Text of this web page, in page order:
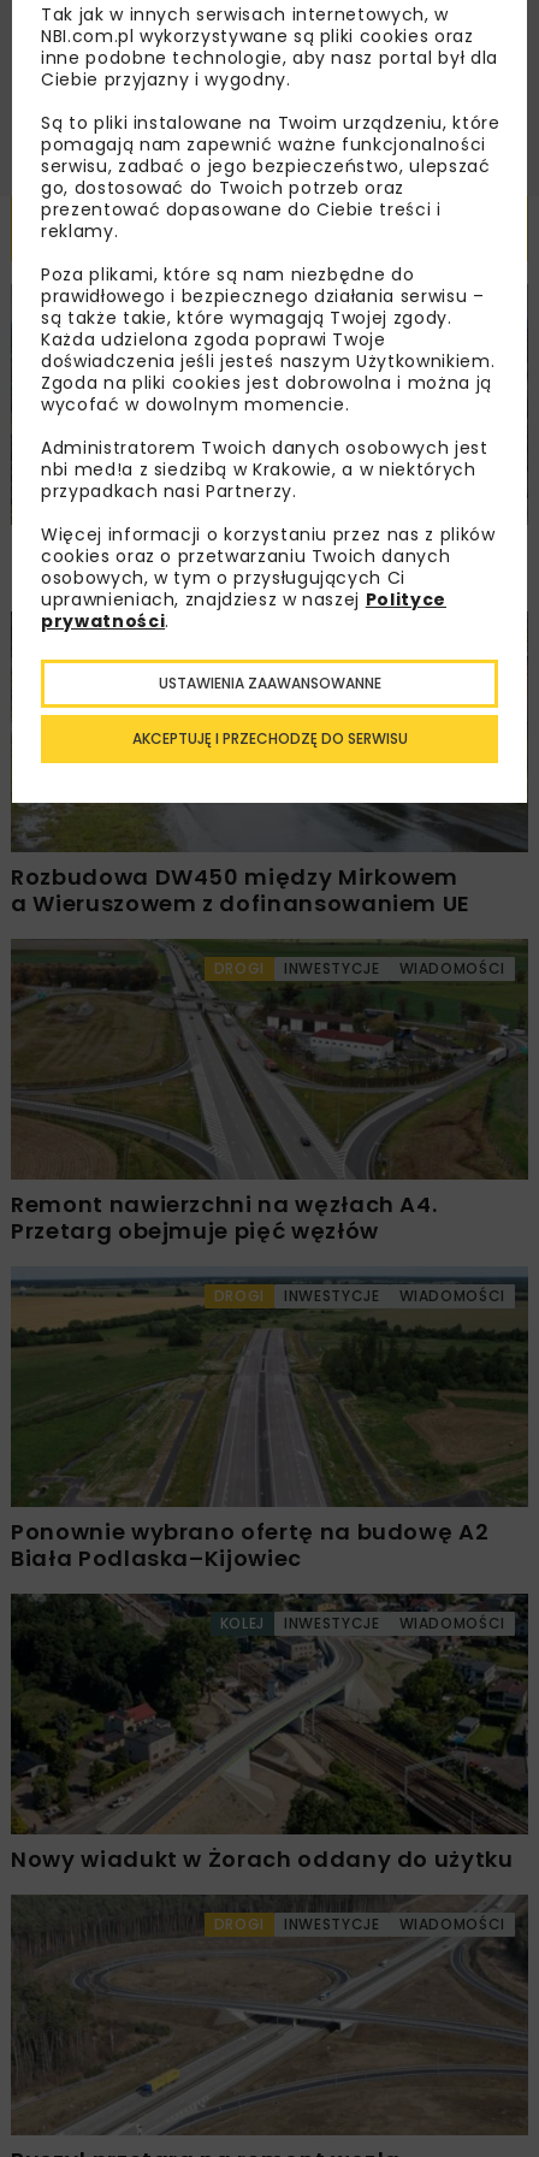
podany przeze mnie adres e-mail korespondencji
handlowej w postaci newslettera.
Powiązane artykuły
KOLEJ WIADOMOŚCI INWESTYCJE
PKP PLK ogłosiły przetarg na odcinek Gdów
– Szczyrzyc projektu Podłęże–Piekiełko
Rozbudowa DW450 między Mirkowem
a Wieruszowem z dofinansowaniem UE
DROGI INWESTYCJE WIADOMOŚCI
Remont nawierzchni na węzłach A4.
Przetarg obejmuje pięć węzłów
DROGI INWESTYCJE WIADOMOŚCI
Ponownie wybrano ofertę na budowę A2
Biała Podlaska–Kijowiec
KOLEJ INWESTYCJE WIADOMOŚCI
Nowy wiadukt w Żorach oddany do użytku
DROGI INWESTYCJE WIADOMOŚCI
Tak jak w innych serwisach internetowych, w
NBI.com.pl wykorzystywane są pliki cookies oraz
inne podobne technologie, aby nasz portal był dla
Ciebie przyjazny i wygodny.
Są to pliki instalowane na Twoim urządzeniu, które
pomagają nam zapewnić ważne funkcjonalności
serwisu, zadbać o jego bezpieczeństwo, ulepszać
go, dostosować do Twoich potrzeb oraz
prezentować dopasowane do Ciebie treści i
reklamy.
Poza plikami, które są nam niezbędne do
prawidłowego i bezpiecznego działania serwisu –
są także takie, które wymagają Twojej zgody.
Każda udzielona zgoda poprawi Twoje
doświadczenia jeśli jesteś naszym Użytkownikiem.
Zgoda na pliki cookies jest dobrowolna i można ją
wycofać w dowolnym momencie.
Administratorem Twoich danych osobowych jest
nbi med!a z siedzibą w Krakowie, a w niektórych
przypadkach nasi Partnerzy.
Więcej informacji o korzystaniu przez nas z plików
cookies oraz o przetwarzaniu Twoich danych
osobowych, w tym o przysługujących Ci
uprawnieniach, znajdziesz w naszej Polityce
prywatności.
AKCEPTUJĘ I PRZECHODZĘ DO SERWISU
USTAWIENIA ZAAWANSOWANNE